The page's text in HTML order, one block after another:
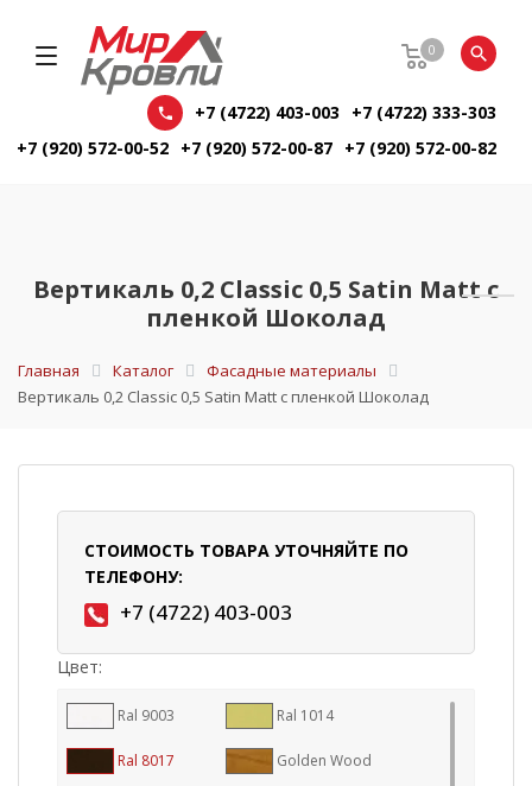
0
+7 (4722) 403-003
+7 (4722) 333-303
+7 (920) 572-00-52 +7 (920) 572-00-87 +7 (920) 572-00-82
Вертикаль 0,2 Classic 0,5 Satin Matt с
пленкой Шоколад
Главная Каталог
Фасадные материалы
Вертикаль 0,2 Classic 0,5 Satin Matt с пленкой Шоколад
СТОИМОСТЬ ТОВАРА УТОЧНЯЙТЕ ПО
ТЕЛЕФОНУ:
+7 (4722) 403-003
Цвет:
Ral 9003 Ral 1014
Ral 8017 Golden Wood